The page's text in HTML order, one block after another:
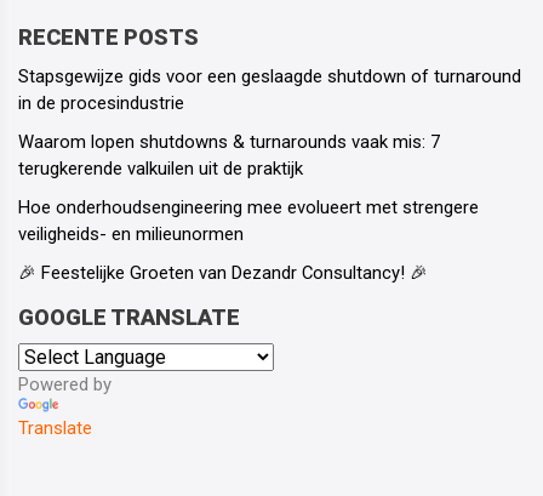
RECENTE POSTS
Stapsgewijze gids voor een geslaagde shutdown of turnaround
in de procesindustrie
Waarom lopen shutdowns & turnarounds vaak mis: 7
terugkerende valkuilen uit de praktijk
Hoe onderhoudsengineering mee evolueert met strengere
veiligheids- en milieunormen
🎉 Feestelijke Groeten van Dezandr Consultancy! 🎉
GOOGLE TRANSLATE
Powered by
Translate